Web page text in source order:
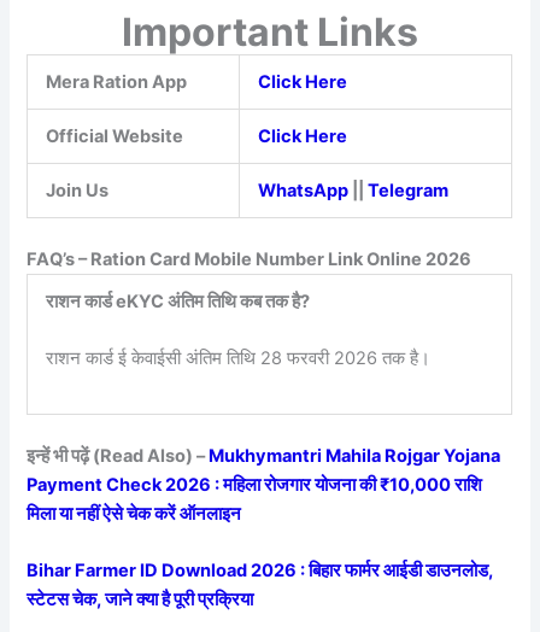
Important Links
Mera Ration App Click Here
Official Website Click Here
Join Us WhatsApp ||Telegram
FAQ’s – Ration Card Mobile Number Link Online 2026
राशन कार्ड eKYC अंतिम तिथि कब तक है?
राशन कार्ड ई केवाईसी अंतिम तिथि 28 फरवरी 2026 तक है।
इन्हें भी पढ़ें (Read Also) –Mukhymantri Mahila Rojgar Yojana
Payment Check 2026 : महिला रोजगार योजना की ₹10,000 राशि
मिला या नहीं ऐसे चेक करें ऑनलाइन
Bihar Farmer ID Download 2026 : बिहार फार्मर आईडी डाउनलोड,
स्टेटस चेक, जाने क्या है पूरी प्रक्रिया